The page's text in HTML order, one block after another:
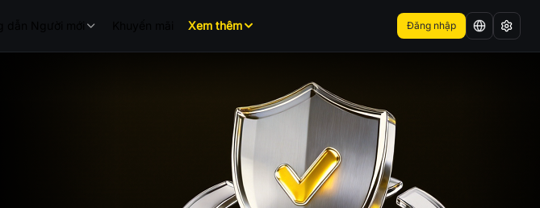
Xem thêm Đăng nhập